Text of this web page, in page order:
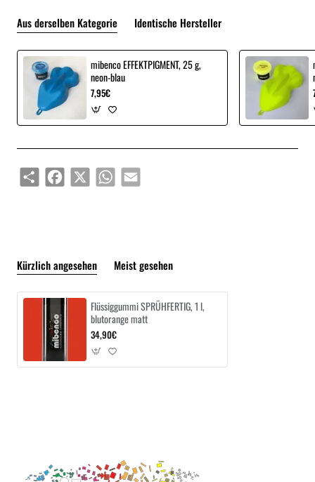
Aus derselben Kategorie Identische Hersteller
mibenco EFFEKTPIGMENT, 25 g,
neon-blau
7,95€
ShareFacebook
X WhatsAppEmail
Kürzlich angesehen Meist gesehen
Flüssiggummi SPRÜHFERTIG, 1 l,
blutorange matt
34,90€